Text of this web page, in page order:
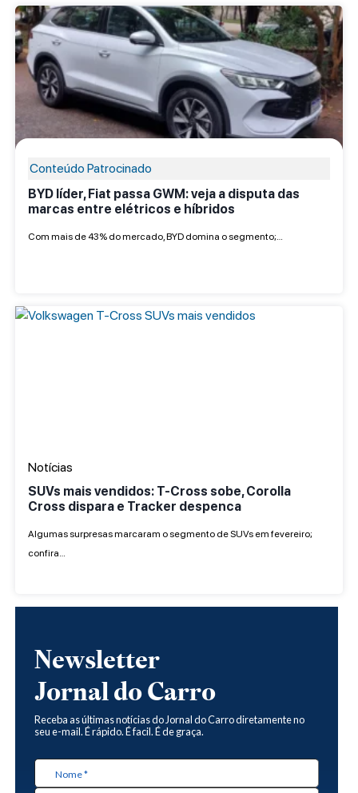
Conteúdo Patrocinado
BYD líder, Fiat passa GWM: veja a disputa das
marcas entre elétricos e híbridos
Com mais de 43% do mercado, BYD domina o segmento;…
Notícias
SUVs mais vendidos: T-Cross sobe, Corolla
Cross dispara e Tracker despenca
Algumas surpresas marcaram o segmento de SUVs em fevereiro;
confira…
Newsletter
Jornal do Carro
Receba as últimas notícias do Jornal do Carro diretamente no
seu e-mail. É rápido. É facil. É de graça.